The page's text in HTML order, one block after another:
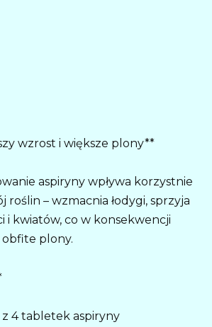
wzrost i większe plony**
aspiryny wpływa korzystnie
roślin – wzmacnia łodygi, sprzyja
i kwiatów, co w konsekwencji
obfite plony.
4 tabletek aspiryny